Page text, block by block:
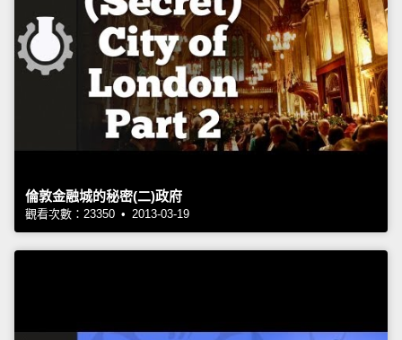
倫敦金融城的秘密(二)政府
觀看次數：23350 • 2013-03-19